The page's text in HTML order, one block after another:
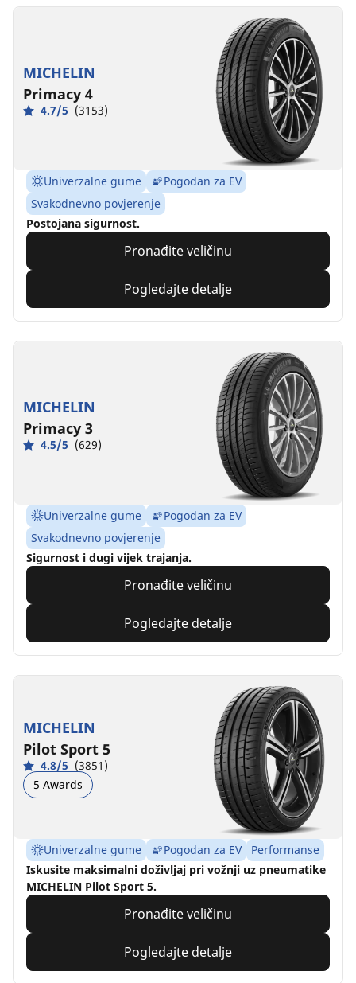
MICHELIN
Primacy 4
4.7/5 (3153)
Univerzalne gume
Pogodan za EV
Svakodnevno povjerenje
Postojana sigurnost.
Pronađite veličinu
Pogledajte detalje
MICHELIN
Primacy 3
4.5/5 (629)
Univerzalne gume
Pogodan za EV
Svakodnevno povjerenje
Sigurnost i dugi vijek trajanja.
Pronađite veličinu
Pogledajte detalje
MICHELIN
Pilot Sport 5
4.8/5 (3851)
5 Awards
Univerzalne gume Pogodan za EV
Performanse
Iskusite maksimalni doživljaj pri vožnji uz pneumatike
MICHELIN Pilot Sport 5.
Pronađite veličinu
Pogledajte detalje